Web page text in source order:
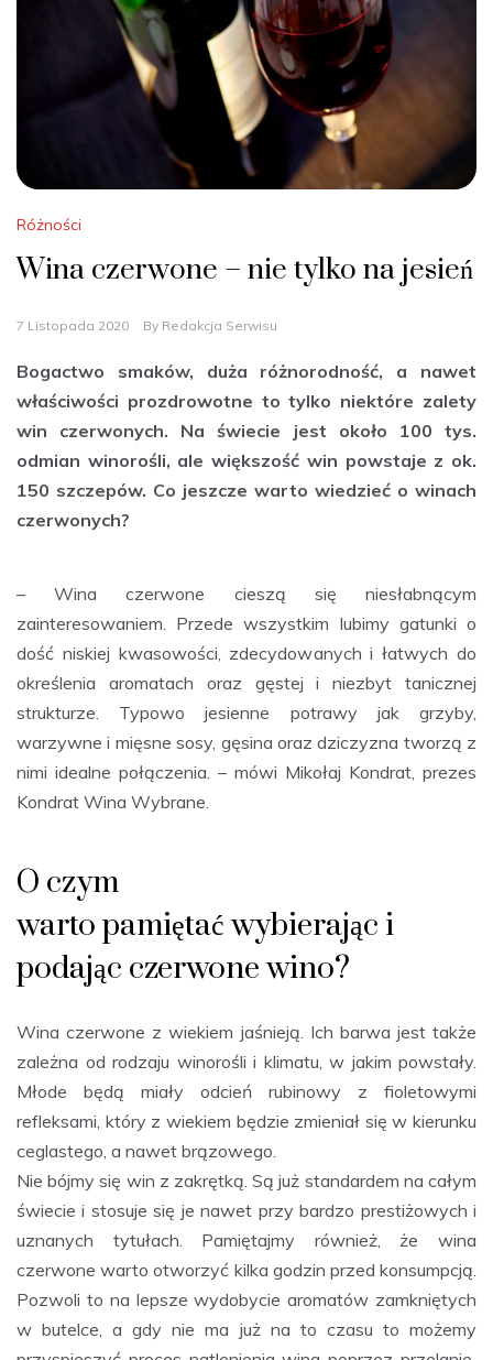
Różności
Wina czerwone – nie tylko na jesień
7 Listopada 2020 By Redakcja Serwisu
Bogactwo smaków, duża różnorodność, a nawet
właściwości prozdrowotne to tylko niektóre zalety
win czerwonych. Na świecie jest około 100 tys.
odmian winorośli, ale większość win powstaje z ok.
150 szczepów. Co jeszcze warto wiedzieć o winach
czerwonych?
– Wina czerwone cieszą się niesłabnącym
zainteresowaniem. Przede wszystkim lubimy gatunki o
dość niskiej kwasowości, zdecydowanych i łatwych do
określenia aromatach oraz gęstej i niezbyt tanicznej
strukturze. Typowo jesienne potrawy jak grzyby,
warzywne i mięsne sosy, gęsina oraz dziczyzna tworzą z
nimi idealne połączenia. – mówi Mikołaj Kondrat, prezes
Kondrat Wina Wybrane.
O czym
warto pamiętać wybierając i
podając czerwone wino?
Wina czerwone z wiekiem jaśnieją. Ich barwa jest także
zależna od rodzaju winorośli i klimatu, w jakim powstały.
Młode będą miały odcień rubinowy z fioletowymi
refleksami, który z wiekiem będzie zmieniał się w kierunku
ceglastego, a nawet brązowego.
Nie bójmy się win z zakrętką. Są już standardem na całym
świecie i stosuje się je nawet przy bardzo prestiżowych i
uznanych tytułach. Pamiętajmy również, że wina
czerwone warto otworzyć kilka godzin przed konsumpcją.
Pozwoli to na lepsze wydobycie aromatów zamkniętych
w butelce, a gdy nie ma już na to czasu to możemy